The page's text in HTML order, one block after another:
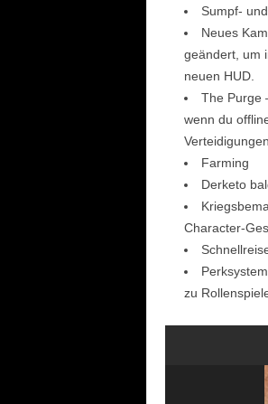
Sumpf-
Neues
geändert, um
neuen HUD.
The Purge
wenn du
Farming
Derketo
Character-
zu